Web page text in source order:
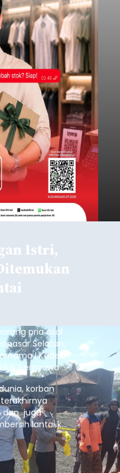
Istri,
pria asal
Selatan,
I Kadek
bernyawa di
korban
dan juga
lantai ke